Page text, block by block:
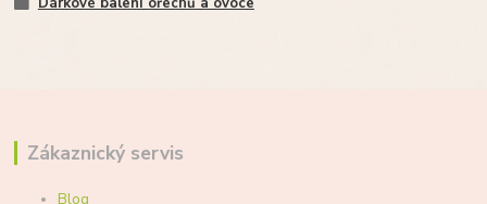
Zákaznický servis
Blog